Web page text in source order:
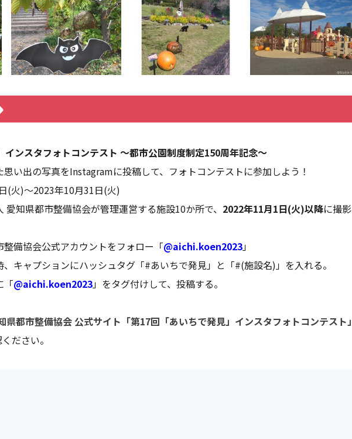
ンスタフォトコンテスト 〜都市公園制度制定150周年記念〜
い出の写真をInstagramに投稿して、フォトコンテストに参加しよう！
(火)～2023年10月31日(火)
愛知県都市整備協会が管理運営する施設10か所で、 2022年11月1日(火)以降に撮影
備協会公式アカウントをフォロー「@aichi.koen2023」
ョンにハッシュタグ「#あいちで発見」と「#(施設名)」を入れる。
@aichi.koen2023」をタグ付けして、投稿する。
県都市整備協会 公式サイト「第17回「あいちで発見」インスタフォトコンテスト」
ださい。